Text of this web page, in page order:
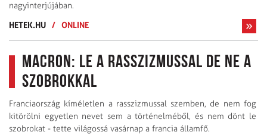
nagyinterjújában.
HETEK.HU / ONLINE
Macron: Le a rasszizmussal de ne a
szobrokkal
Franciaország kíméletlen a rasszizmussal szemben, de nem fog
kitörölni egyetlen nevet sem a történelméből, és nem dönt le
szobrokat - tette világossá vasárnap a francia államfő.